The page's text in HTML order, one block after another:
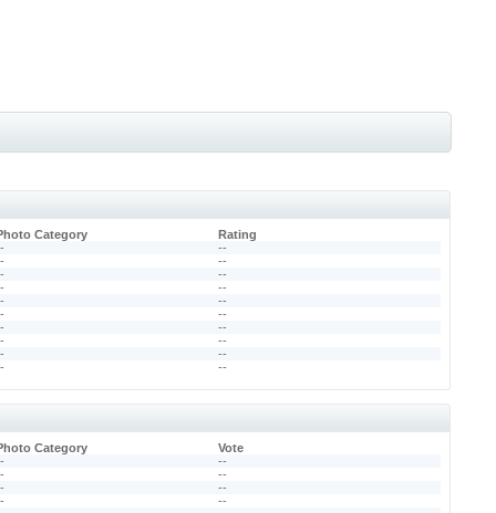
Category
Rating
--
--
--
--
--
--
--
--
--
--
Category
Vote
--
--
--
--